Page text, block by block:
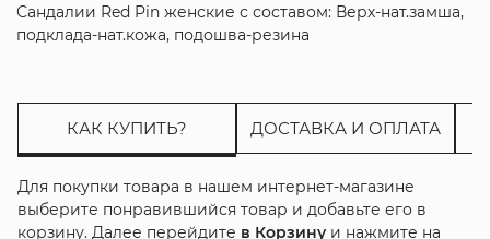
Сандалии Red Pin женские с составом: Верх-нат.замша,
подклада-нат.кожа, подошва-резина
КАК КУПИТЬ? ДОСТАВКА И ОПЛАТА
Для покупки товара в нашем интернет-магазине
выберите понравившийся товар и добавьте его в
корзину. Далее перейдите в Корзинуи нажмите на